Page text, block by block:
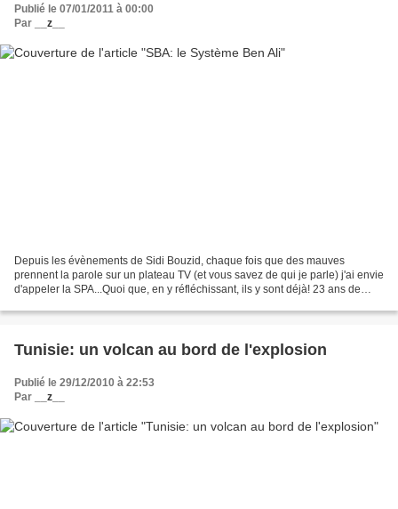
Publié le 07/01/2011 à 00:00
Par
__z__
Depuis les évènements de Sidi Bouzid, chaque fois que des mauves
prennent la parole sur un plateau TV (et vous savez de qui je parle) j'ai envie
d'appeler la SPA...Quoi que, en y réfléchissant, ils y sont déjà! 23 ans de
Tunisie: un volcan au bord de l'explosion
Publié le 29/12/2010 à 22:53
Par
__z__